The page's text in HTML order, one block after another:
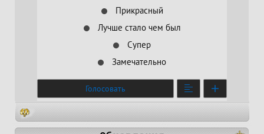
Прикрасный
Лучше стало чем был
Супер
Замечательно
Голосовать